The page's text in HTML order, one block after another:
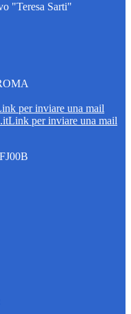
"Teresa Sarti"
per inviare una mail
Link per inviare una mail